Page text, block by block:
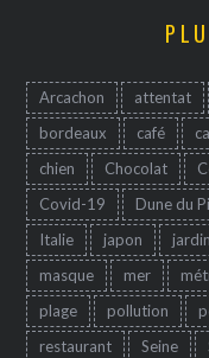
Arcachon attentat
bordeaux
café
chien
Chocolat
Covid-19
Dune du
Italie
japon jardin
masque
mer
plage
pollution
restaurant
Seine